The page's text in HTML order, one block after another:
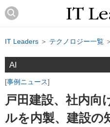
IT Leaders ＞ テクノロジー一覧
AI
事例ニュース
戸田建設、社内向
ルを内製、建設の